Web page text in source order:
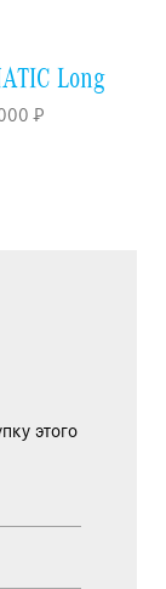
Long
₽
этого